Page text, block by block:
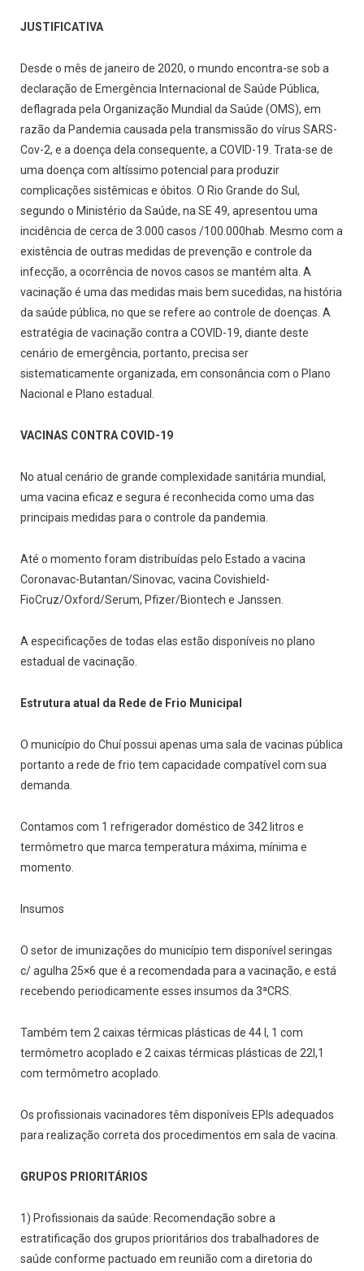
JUSTIFICATIVA
Desde o mês de janeiro de 2020, o mundo encontra-se sob a
declaração de Emergência Internacional de Saúde Pública,
deflagrada pela Organização Mundial da Saúde (OMS), em
razão da Pandemia causada pela transmissão do vírus SARS-
Cov-2, e a doença dela consequente, a COVID-19. Trata-se de
uma doença com altíssimo potencial para produzir
complicações sistêmicas e óbitos. O Rio Grande do Sul,
segundo o Ministério da Saúde, na SE 49, apresentou uma
incidência de cerca de 3.000 casos /100.000hab. Mesmo com a
existência de outras medidas de prevenção e controle da
infecção, a ocorrência de novos casos se mantém alta. A
vacinação é uma das medidas mais bem sucedidas, na história
da saúde pública, no que se refere ao controle de doenças. A
estratégia de vacinação contra a COVID-19, diante deste
cenário de emergência, portanto, precisa ser
sistematicamente organizada, em consonância com o Plano
Nacional e Plano estadual.
VACINAS CONTRA COVID-19
No atual cenário de grande complexidade sanitária mundial,
uma vacina eficaz e segura é reconhecida como uma das
principais medidas para o controle da pandemia.
Até o momento foram distribuídas pelo Estado a vacina
Coronavac-Butantan/Sinovac, vacina Covishield-
FioCruz/Oxford/Serum, Pfizer/Biontech e Janssen.
A especificações de todas elas estão disponíveis no plano
estadual de vacinação.
Estrutura atual da Rede de Frio Municipal
O município do Chuí possui apenas uma sala de vacinas pública
portanto a rede de frio tem capacidade compatível com sua
demanda.
Contamos com 1 refrigerador doméstico de 342 litros e
termômetro que marca temperatura máxima, mínima e
momento.
Insumos
O setor de imunizações do município tem disponível seringas
c/ agulha 25×6 que é a recomendada para a vacinação, e está
recebendo periodicamente esses insumos da 3ªCRS.
Também tem 2 caixas térmicas plásticas de 44 l, 1 com
termômetro acoplado e 2 caixas térmicas plásticas de 22l,1
com termômetro acoplado.
Os profissionais vacinadores têm disponíveis EPIs adequados
para realização correta dos procedimentos em sala de vacina.
GRUPOS PRIORITÁRIOS
1) Profissionais da saúde: Recomendação sobre a
estratificação dos grupos prioritários dos trabalhadores de
saúde conforme pactuado em reunião com a diretoria do